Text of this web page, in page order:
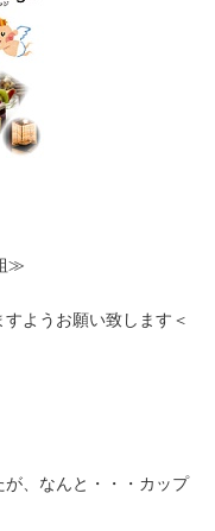
≫
ようお願い致します＜
、なんと・・・カップ